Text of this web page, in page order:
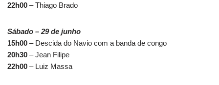
22h00 – Thiago Brado
Sábado – 29 de junho
15h00 – Descida do Navio com a banda de congo
20h30 – Jean Filipe
22h00 – Luiz Massa